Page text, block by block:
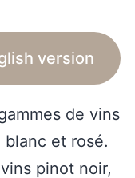
version
de vins
et rosé.
pinot noir,